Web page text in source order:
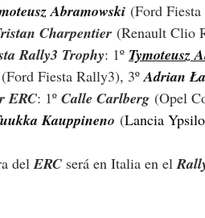
Abramowski (Ford
Charpentier (Renault Clio
Rally3 Trophy: 1º Tymoteusz
(Ford Fiesta Rally3), 3º Adrian
ERC: 1º Calle Carlberg (Opel
Kauppineno (Lancia
del ERC será en Italia en el